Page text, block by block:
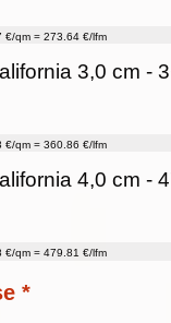
€/qm = 273.64 €/lfm
3,0 cm -
€/qm = 360.86 €/lfm
4,0 cm -
€/qm = 479.81 €/lfm
*